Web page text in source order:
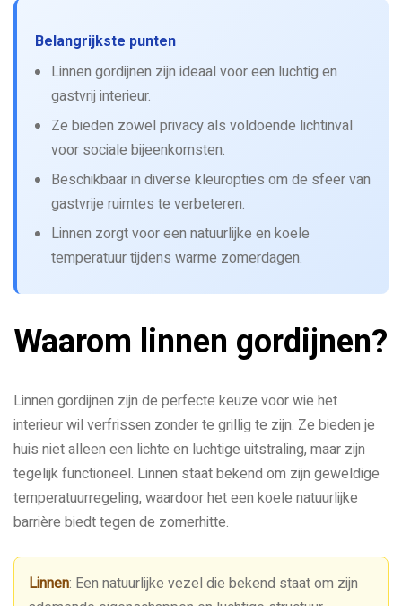
Belangrijkste punten
Linnen gordijnen zijn ideaal voor een luchtig en
gastvrij interieur.
Ze bieden zowel privacy als voldoende lichtinval
voor sociale bijeenkomsten.
Beschikbaar in diverse kleuropties om de sfeer van
gastvrije ruimtes te verbeteren.
Linnen zorgt voor een natuurlijke en koele
temperatuur tijdens warme zomerdagen.
Waarom linnen gordijnen?
Linnen gordijnen zijn de perfecte keuze voor wie het
interieur wil verfrissen zonder te grillig te zijn. Ze bieden je
huis niet alleen een lichte en luchtige uitstraling, maar zijn
tegelijk functioneel. Linnen staat bekend om zijn geweldige
temperatuurregeling, waardoor het een koele natuurlijke
barrière biedt tegen de zomerhitte.
Linnen: Een natuurlijke vezel die bekend staat om zijn